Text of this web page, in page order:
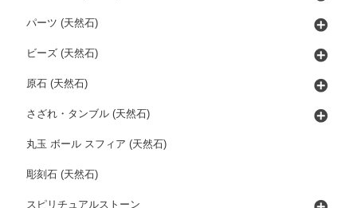
パーツ (天然石)
ビーズ (天然石)
原石 (天然石)
さざれ・タンブル (天然石)
丸玉 ボール スフィア (天然石)
彫刻石 (天然石)
スピリチュアルストーン